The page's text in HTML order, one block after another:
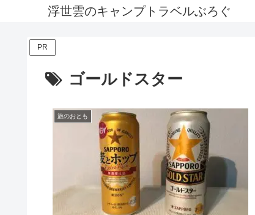
浮世雲のキャンプトラベルぶろぐ
PR
ゴールドスター
旅のおとも